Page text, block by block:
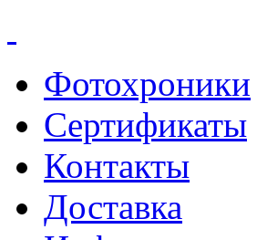
Фотохроники
Сертификаты
Контакты
Доставка